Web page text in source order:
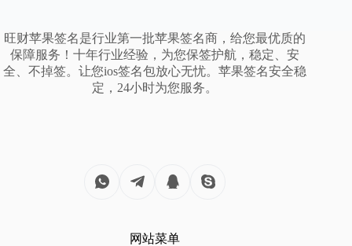
旺财苹果签名是行业第一批苹果签名商，给您最优质的
保障服务！十年行业经验，为您保签护航，稳定、安
全、不掉签。让您ios签名包放心无忧。苹果签名安全稳
定，24小时为您服务。
网站菜单